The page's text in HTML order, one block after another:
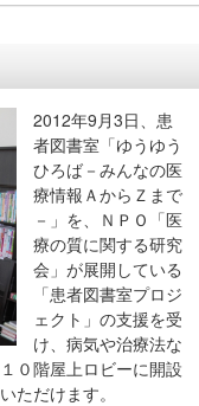
2012年9月3日、患
者図書室「ゆうゆう
ひろば－みんなの医
療情報ＡからＺまで
－」を、ＮＰＯ「医
療の質に関する研究
会」が展開している
「患者図書室プロジ
ェクト」の支援を受
け、病気や治療法な
０階屋上ロビーに開設
ただけます。